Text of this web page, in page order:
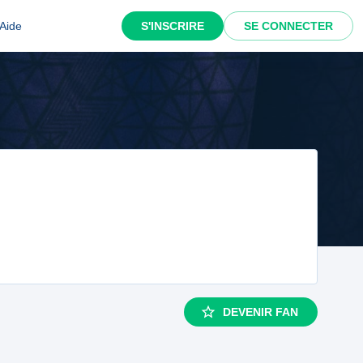
S'INSCRIRE SE CONNECTER
DEVENIR FAN